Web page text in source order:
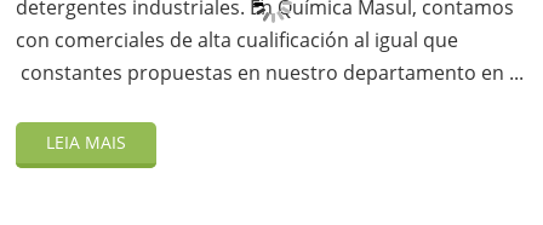
detergentes industriales. En Química Masul, contamos
con comerciales de alta cualificación al igual que
constantes propuestas en nuestro departamento en ...